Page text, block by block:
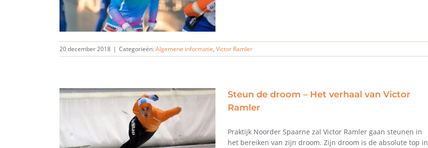
20 december 2018 | Categorieën:Algemene informatie, Victor Ramler
Steun de droom – Het verhaal van Victor
Ramler
Praktijk Noorder Spaarne zal Victor Ramler gaan steunen in
het bereiken van zijn droom. Zijn droom is de absolute top in